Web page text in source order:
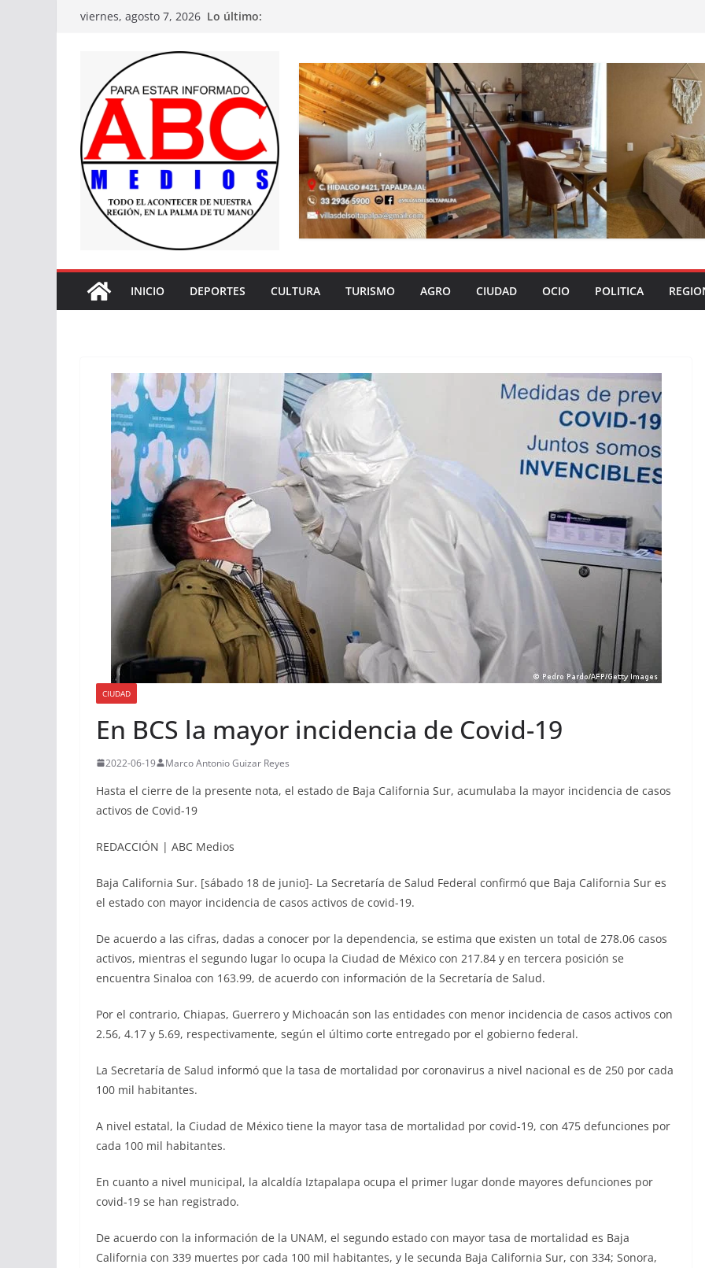
Saltarviernes, agosto 7, 2026 Lo último:
INICIO DEPORTES CULTURA TURISMO AGRO CIUDAD OCIO POLITICA
CIUDAD
En BCS la mayor incidencia de Covid-19
2022-06-19 Marco Antonio Guizar Reyes
Hasta el cierre de la presente nota, el estado de Baja California Sur, acumulaba la mayor incidencia de casos
activos de Covid-19
REDACCIÓN | ABC Medios
Baja California Sur. [sábado 18 de junio]- La Secretaría de Salud Federal confirmó que Baja California Sur es
el estado con mayor incidencia de casos activos de covid-19.
De acuerdo a las cifras, dadas a conocer por la dependencia, se estima que existen un total de 278.06 casos
activos, mientras el segundo lugar lo ocupa la Ciudad de México con 217.84 y en tercera posición se
encuentra Sinaloa con 163.99, de acuerdo con información de la Secretaría de Salud.
Por el contrario, Chiapas, Guerrero y Michoacán son las entidades con menor incidencia de casos activos con
2.56, 4.17 y 5.69, respectivamente, según el último corte entregado por el gobierno federal.
La Secretaría de Salud informó que la tasa de mortalidad por coronavirus a nivel nacional es de 250 por cada
100 mil habitantes.
A nivel estatal, la Ciudad de México tiene la mayor tasa de mortalidad por covid-19, con 475 defunciones por
cada 100 mil habitantes.
En cuanto a nivel municipal, la alcaldía Iztapalapa ocupa el primer lugar donde mayores defunciones por
covid-19 se han registrado.
De acuerdo con la información de la UNAM, el segundo estado con mayor tasa de mortalidad es Baja
California con 339 muertes por cada 100 mil habitantes, y le secunda Baja California Sur, con 334; Sonora,